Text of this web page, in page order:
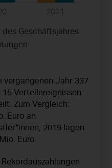
Geschäftsjahres
2021
vergangenen Jahr 337
15 Verteilereignissen
Zum Vergleich:
Euro an
2019 lagen
Euro.